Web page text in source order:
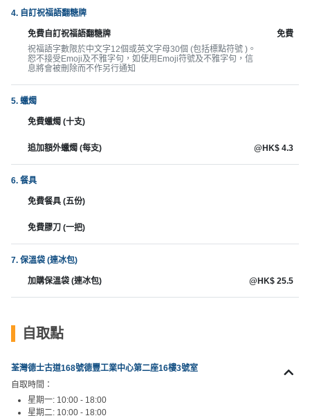
Q
場
地
新
奇
玩
體
驗
手
工
作
坊
戶
玩
遊
艇
出
4. 自訂祝福語翻糖牌
免費自訂祝福語翻糖牌
祝福語字數限於中文字12個或英文字母30個 (包括標點符號 )。
恕不接受Emoji及不雅字句，如使用Emoji符號及不雅字句，信
息將會被刪除而不作另行通知
免費
5. 蠟燭
免費蠟燭 (十支)
追加額外蠟燭 (每支) @HK$ 4.3
6. 餐具
免費餐具 (五份)
免費膠刀 (一把)
7. 保溫袋 (連冰包)
加購保溫袋 (連冰包) @HK$ 25.5
自取點
荃灣德士古道168號德豐工業中心第二座16樓3號室
自取時間：
星期一: 10:00 - 18:00
星期二: 10:00 - 18:00